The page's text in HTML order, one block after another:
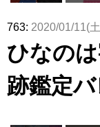
ズ絶賛
理子、8/6
ト！」水曜
スタジオ出
演決定
uddies
ざわつ
る...
763: 2020/01/11(
ひなの
跡鑑定バ